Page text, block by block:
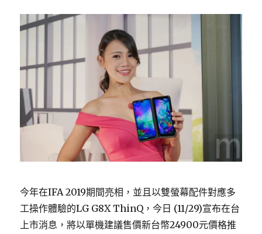
今年在IFA 2019期間亮相，並且以雙螢幕配件對應多
工操作體驗的LG G8X ThinQ，今日 (11/29)宣布在台
上市消息，將以單機建議售價新台幣24900元價格推